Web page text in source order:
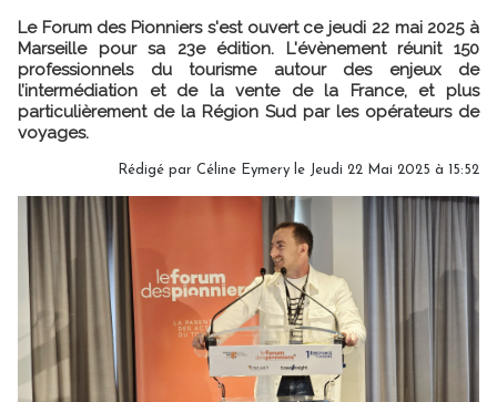
Le Forum des Pionniers s'est ouvert ce jeudi 22 mai 2025 à
Marseille pour sa 23e édition. L'évènement réunit 150
professionnels du tourisme autour des enjeux de
l’intermédiation et de la vente de la France, et plus
particulièrement de la Région Sud par les opérateurs de
voyages.
Rédigé par Céline Eymery le Jeudi 22 Mai 2025 à 15:52